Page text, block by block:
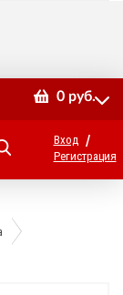
0 руб.
Вход /
Регистрация